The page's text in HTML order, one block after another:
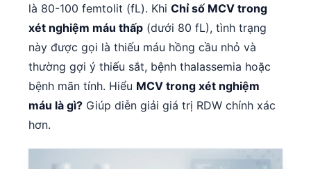
là 80-100 femtolit (fL). Khi Chỉ số MCV trong
xét nghiệm máu thấp (dưới 80 fL), tình trạng
này được gọi là thiếu máu hồng cầu nhỏ và
thường gợi ý thiếu sắt, bệnh thalassemia hoặc
bệnh mãn tính. Hiểu MCV trong xét nghiệm
máu là gì? Giúp diễn giải giá trị RDW chính xác
hơn.
ಕನ್ನಡ
മലയാളം
Bahasa Melayu
ไทย